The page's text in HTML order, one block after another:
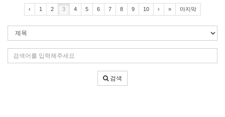
‹ 1 2 3 4 5 6 7 8 9 10 › » 마지막
색
조
색
어
입
검색